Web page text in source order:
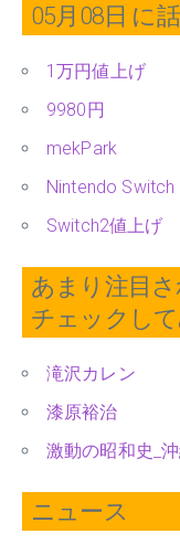
05月08日 に
1万円値上げ
9980円
mekPark
Nintendo Switch
Switch2値上げ
あまり注目
チェックし
滝沢カレン
漆原裕治
激動の昭和史_
ニュース